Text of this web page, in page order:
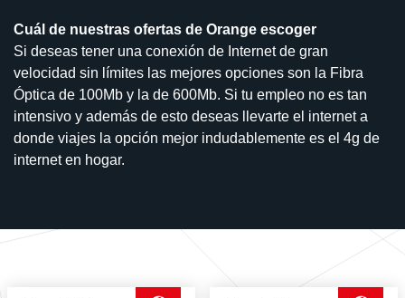
Cuál de nuestras ofertas de Orange escoger
Si deseas tener una conexión de Internet de gran
velocidad sin límites las mejores opciones son la Fibra
Óptica de 100Mb y la de 600Mb. Si tu empleo no es tan
intensivo y además de esto deseas llevarte el internet a
donde viajes la opción mejor indudablemente es el 4g de
internet en hogar.